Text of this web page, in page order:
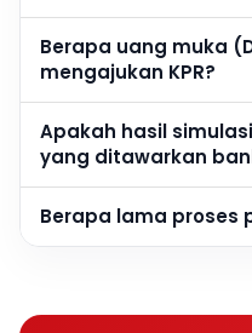
Berapa uang muka
mengajukan KPR?
Apakah hasil
yang ditawarkan
Berapa lama proses